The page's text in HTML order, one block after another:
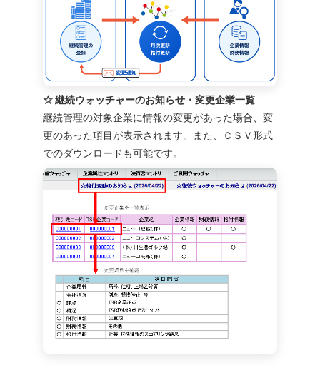
☆ 継続ウォッチャーのお知らせ・変更企業一覧
継続管理の対象企業に情報の変更があった場合、変
更のあった項目が表示されます。また、ＣＳＶ形式
でのダウンロードも可能です。